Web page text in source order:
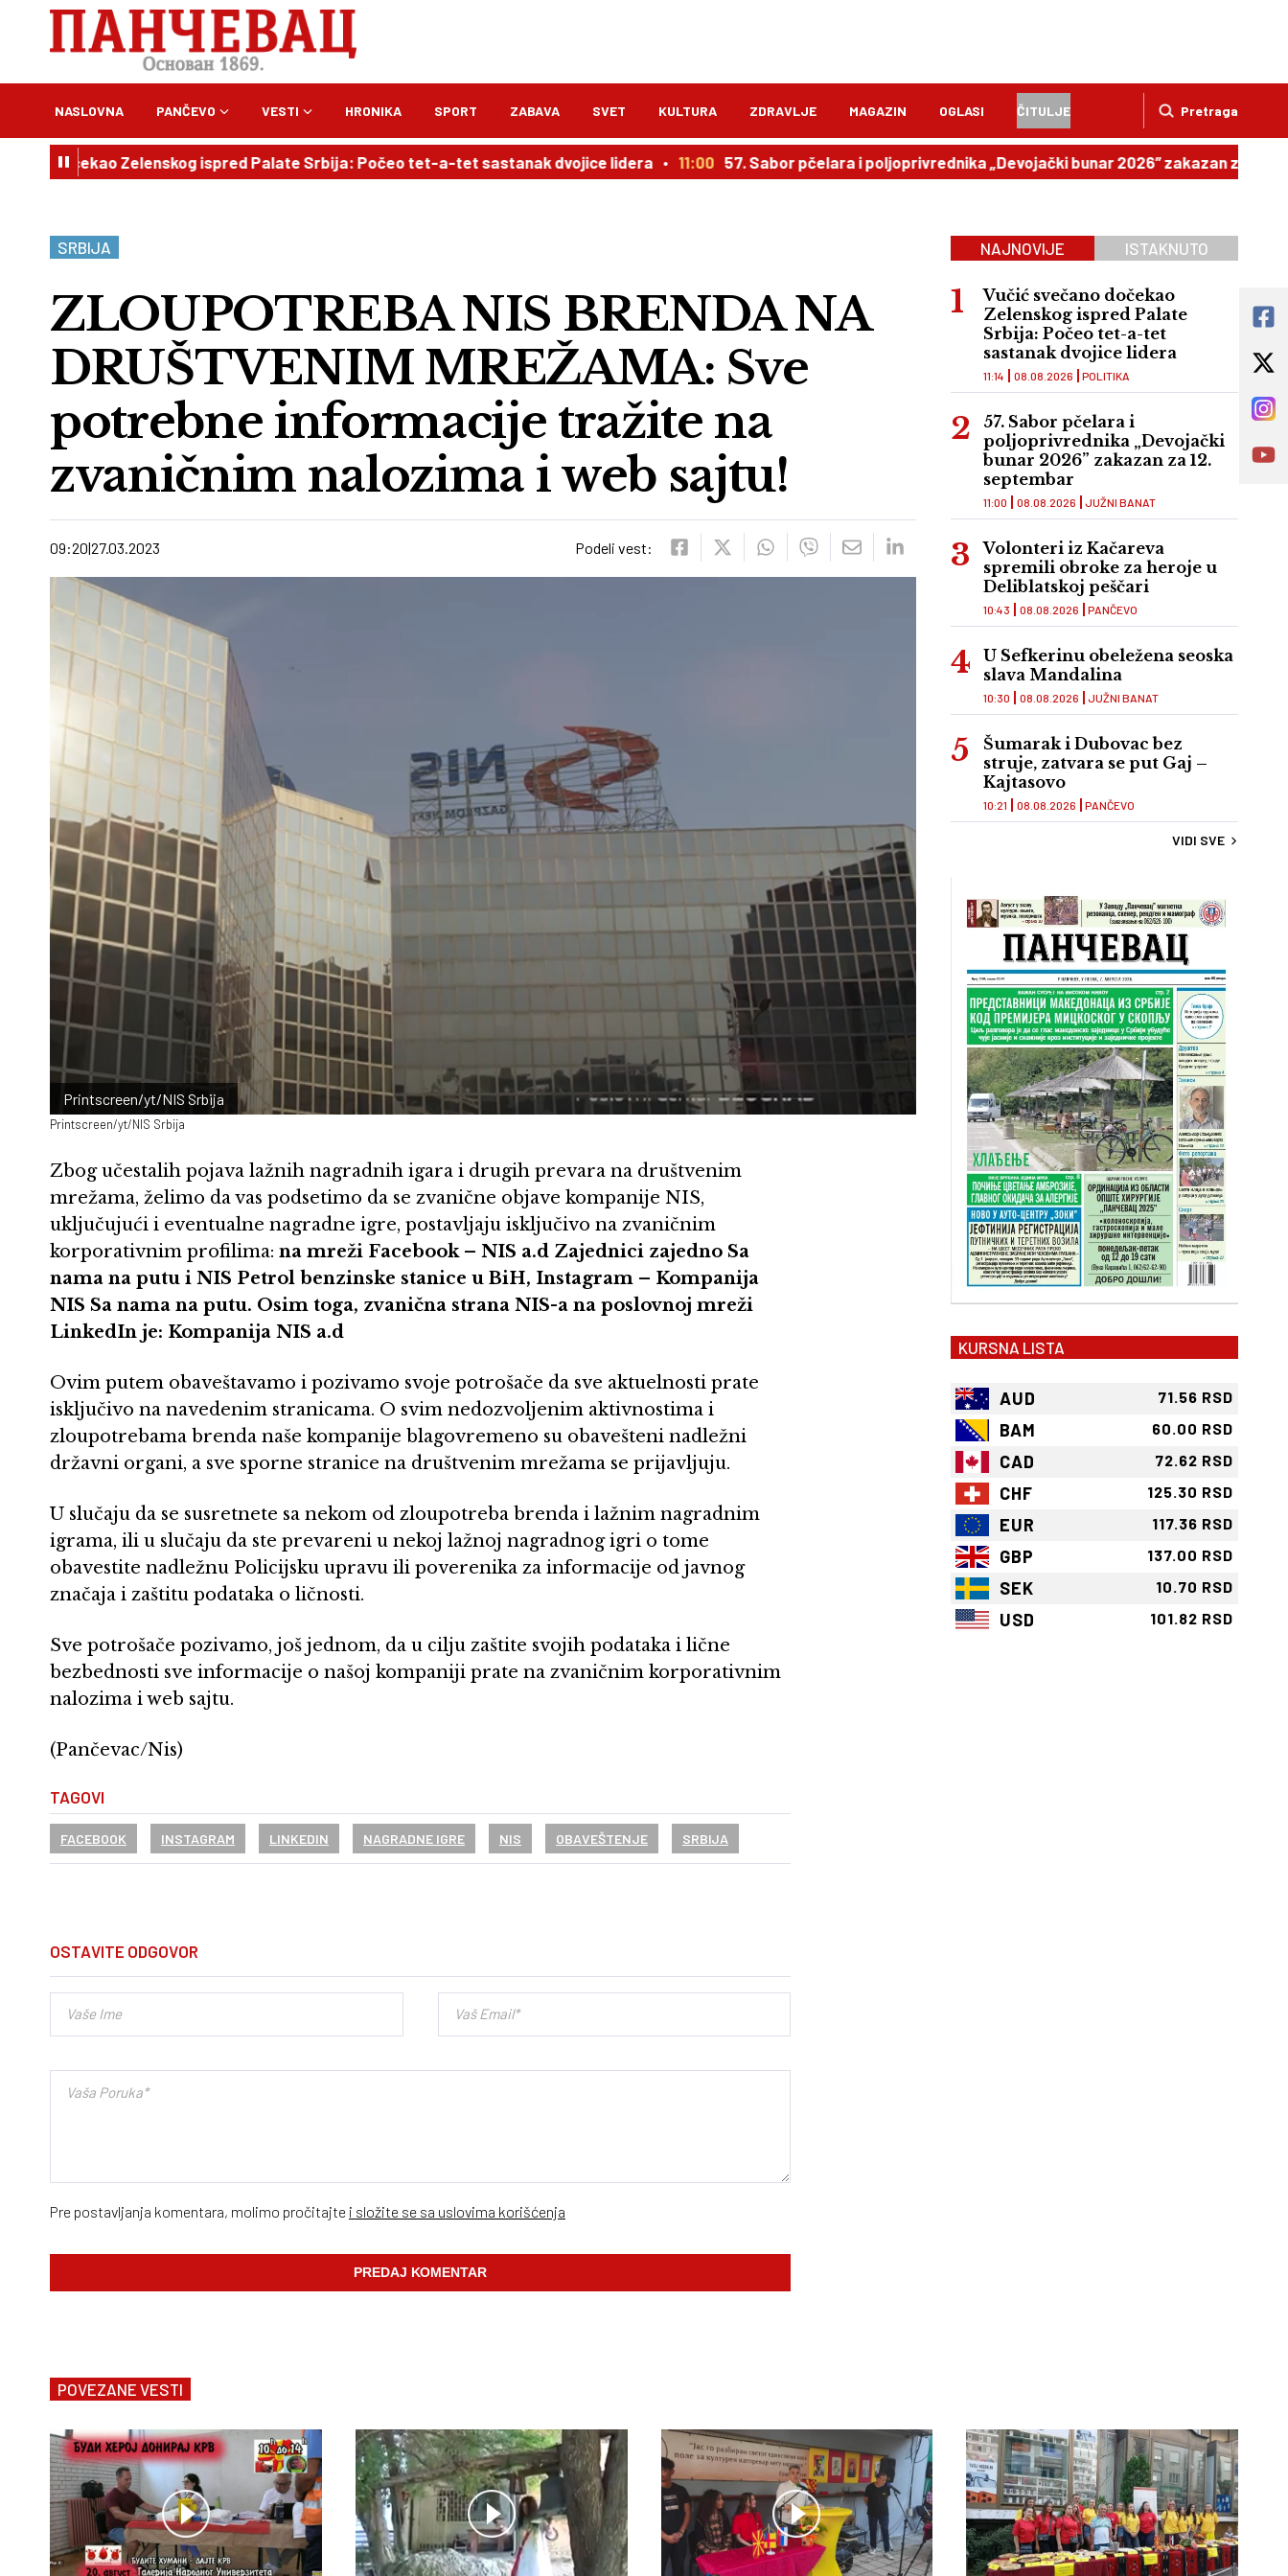
Pretraga
NASLOVNA PANČEVO VESTI HRONIKA SPORT ZABAVA SVET KULTURA ZDRAVLJE MAGAZIN OGLASI ČITULJE
Zelenskog ispred Palate Srbija: Počeo tet-a-tet sastanak dvojice lidera 11:00 57. Sabor pčelara i poljoprivrednika „Devojački bunar 2026” zakazan za 12.
SRBIJA
ZLOUPOTREBA NIS BRENDA NA
DRUŠTVENIM MREŽAMA: Sve
potrebne informacije tražite na
zvaničnim nalozima i web sajtu!
09:20 27.03.2023 Podeli vest:
Printscreen/yt/NIS Srbija
Printscreen/yt/NIS Srbija
Zbog učestalih pojava lažnih nagradnih igara i drugih prevara na društvenim
mrežama, želimo da vas podsetimo da se zvanične objave kompanije NIS,
uključujući i eventualne nagradne igre, postavljaju isključivo na zvaničnim
korporativnim profilima: na mreži Facebook – NIS a.d Zajednici zajedno Sa
nama na putu i NIS Petrol benzinske stanice u BiH, Instagram – Kompanija
NIS Sa nama na putu. Osim toga, zvanična strana NIS-a na poslovnoj mreži
LinkedIn je: Kompanija NIS a.d
Ovim putem obaveštavamo i pozivamo svoje potrošače da sve aktuelnosti prate
isključivo na navedenim stranicama. O svim nedozvoljenim aktivnostima i
zloupotrebama brenda naše kompanije blagovremeno su obavešteni nadležni
državni organi, a sve sporne stranice na društvenim mrežama se prijavljuju.
U slučaju da se susretnete sa nekom od zloupotreba brenda i lažnim nagradnim
igrama, ili u slučaju da ste prevareni u nekoj lažnoj nagradnog igri o tome
obavestite nadležnu Policijsku upravu ili poverenika za informacije od javnog
značaja i zaštitu podataka o ličnosti.
Sve potrošače pozivamo, još jednom, da u cilju zaštite svojih podataka i lične
bezbednosti sve informacije o našoj kompaniji prate na zvaničnim korporativnim
nalozima i web sajtu.
(Pančevac/Nis)
TAGOVI
FACEBOOK INSTAGRAM LINKEDIN NAGRADNE IGRE NIS OBAVEŠTENJE SRBIJA
OSTAVITE ODGOVOR
Pre postavljanja komentara, molimo pročitajte i složite se sa uslovima korišćenja
NAJNOVIJE ISTAKNUTO
Vučić svečano dočekao
Zelenskog ispred Palate
Srbija: Počeo tet-a-tet
sastanak dvojice lidera
POLITIKA
11:14 08.08.2026
57. Sabor pčelara i
poljoprivrednika „Devojački
bunar 2026” zakazan za 12.
septembar
JUŽNI BANAT
11:00 08.08.2026
Volonteri iz Kačareva
spremili obroke za heroje u
Deliblatskoj peščari
PANČEVO
10:43 08.08.2026
U Sefkerinu obeležena seoska
slava Mandalina
JUŽNI BANAT
10:30 08.08.2026
Šumarak i Dubovac bez
struje, zatvara se put Gaj –
Kajtasovo
PANČEVO
10:21 08.08.2026
VIDI SVE
KURSNA LISTA
AUD 71.56 RSD
BAM 60.00 RSD
CAD 72.62 RSD
CHF 125.30 RSD
EUR 117.36 RSD
GBP 137.00 RSD
SEK 10.70 RSD
USD 101.82 RSD
POVEZANE VESTI